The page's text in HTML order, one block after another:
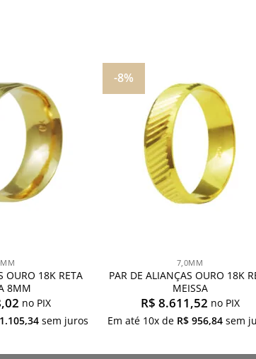
meus
desejos
OURO 18K RETA
8MM
no PIX
sem juros
-8%
7,0MM
PAR DE ALIANÇAS OURO 18K
MEISSA
R$ 8.611,52 no PIX
Em até 10x de R$ 956,84 sem